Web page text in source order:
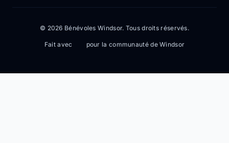
© 2026 Bénévoles Windsor. Tous droits réservés.
Fait avec pour la communauté de Windsor